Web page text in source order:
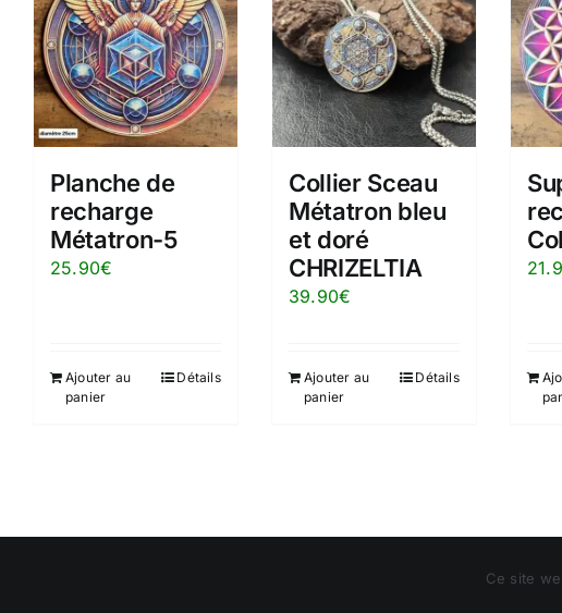
Planche de
recharge
Métatron-5
25.90€
Ajouter au
panier
Détails
Collier Sceau
Métatron bleu
et doré
CHRIZELTIA
39.90€
Ajouter au
panier
Détails
Copyright © depuis 2023 Christophe Duculty - Cabinet
Ce site